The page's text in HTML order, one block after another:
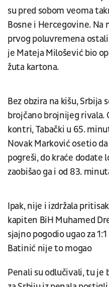
su pred sobom veoma
Bosne i Hercegovine. Na
prvog poluvremena
je Mateja Milošević bio
žuta kartona.
Bez obzira na kišu,
brojčano brojnijeg
kontri, Tabački u 65.
Novak Marković osetio
pogreši, do kraće dodate
zaobišao ga i od 83.
Ipak, nije i izdržala
kapiten BiH Muhamed
sjajno pogodio ugao za
Batinić nije to mogao
Penali su odlučivali, tu je